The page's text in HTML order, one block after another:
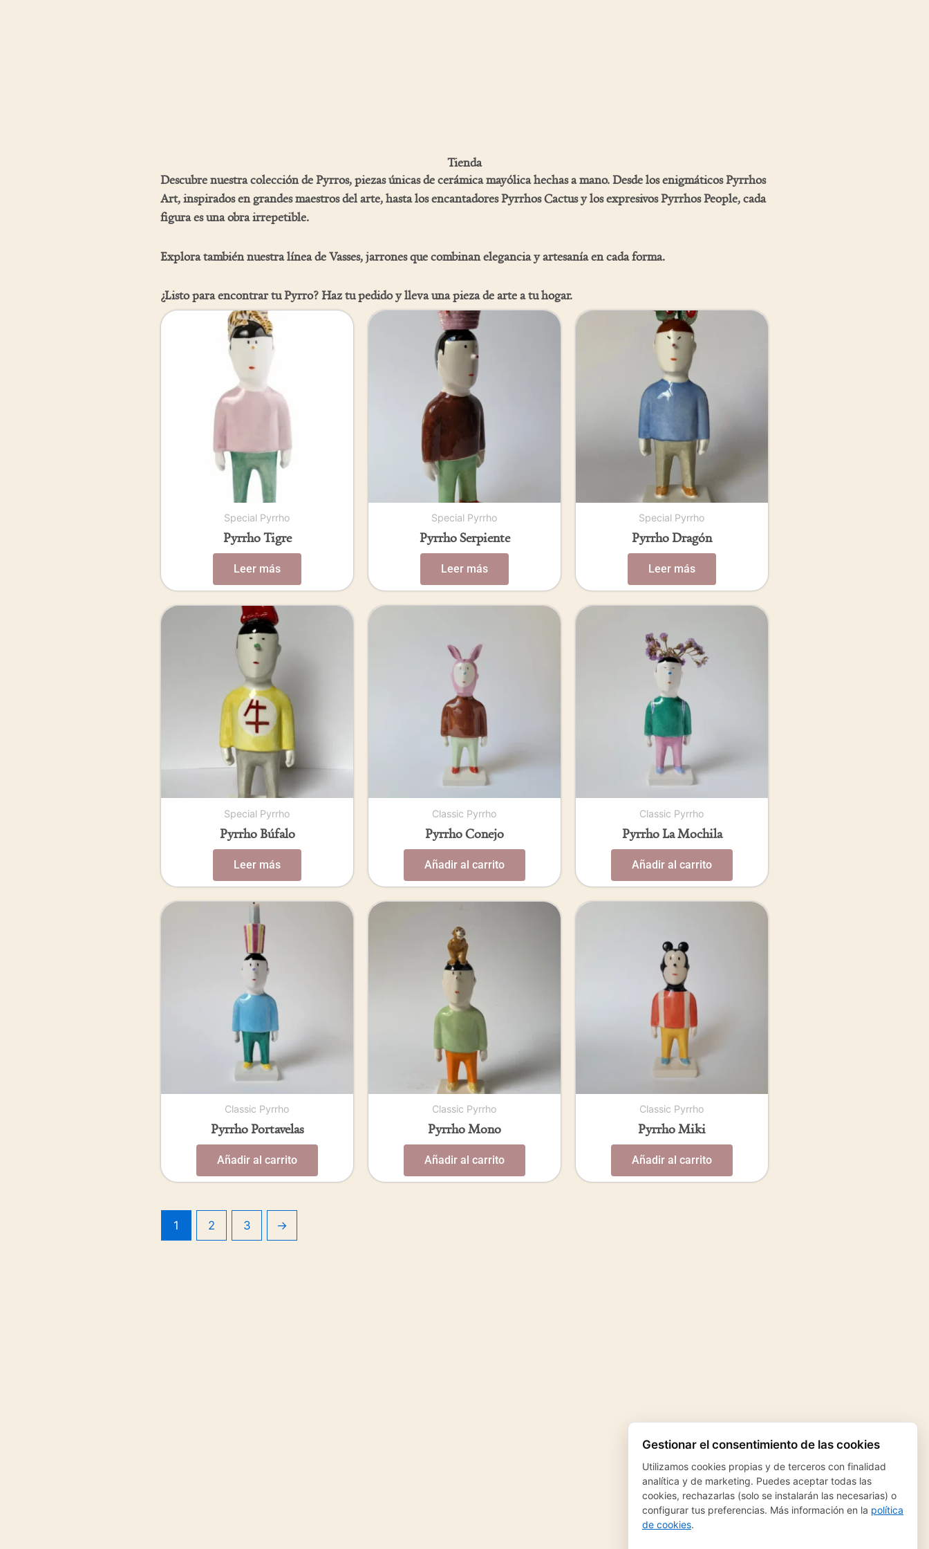
Tienda
Descubre nuestra colección dePyrros, piezas únicas de cerámica mayólica hechas a mano. Desde los enigmáticosPyrrhos
Art, inspirados en grandes maestros del arte, hasta los encantadoresPyrrhos Cactusy los expresivosPyrrhos People, cada
figura es una obra irrepetible.
Explora también nuestra línea deVasses, jarrones que combinan elegancia y artesanía en cada forma.
¿Listo para encontrar tu Pyrro?Haz tu pedido y lleva una pieza de arte a tu hogar.
Special Pyrrho
Pyrrho Tigre
Leer más
Special Pyrrho
Pyrrho Serpiente
Leer más
Special Pyrrho
Pyrrho Dragón
Leer más
Special Pyrrho
Pyrrho Búfalo
Leer más
Classic Pyrrho
Pyrrho Conejo
Añadir al carrito
Classic Pyrrho
Pyrrho La Mochila
Añadir al carrito
Classic Pyrrho
Pyrrho Portavelas
Añadir al carrito
Classic Pyrrho
Pyrrho Mono
Añadir al carrito
Classic Pyrrho
Pyrrho Miki
Añadir al carrito
1 2 3 →
Gestionar el consentimiento de las cookies
Utilizamos cookies propias y de terceros con finalidad
analítica y de marketing. Puedes aceptar todas las
cookies, rechazarlas (solo se instalarán las necesarias) o
configurar tus preferencias. Más información en la política
de cookies.